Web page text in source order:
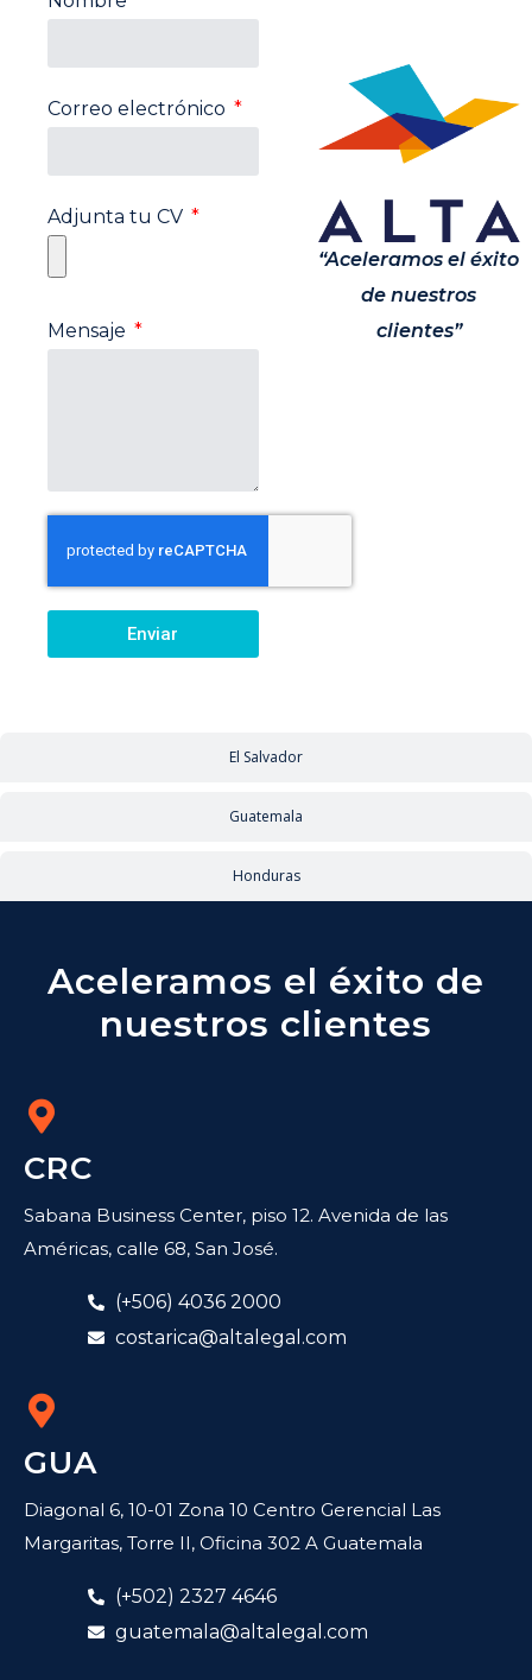
El Salvador
Guatemala
Honduras
Correo electrónico
Adjunta tu CV
Mensaje
Enviar
“Aceleramos el éxito
de nuestros
clientes”
Aceleramos el éxito de
nuestros clientes
CRC
Sabana Business Center, piso 12. Avenida de las
Américas, calle 68, San José.
(+506) 4036 2000
costarica@altalegal.com
GUA
Diagonal 6, 10-01 Zona 10 Centro Gerencial Las
Margaritas, Torre II, Oficina 302 A Guatemala
(+502) 2327 4646
guatemala@altalegal.com